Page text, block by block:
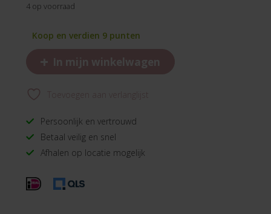
4 op voorraad
Koop en verdien 9 punten
+ In mijn winkelwagen
Persoonlijk en vertrouwd
Betaal veilig en snel
Afhalen op locatie mogelijk